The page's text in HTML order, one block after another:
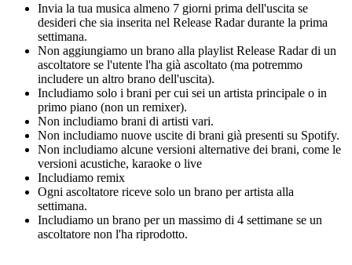
Invia la tua musica almeno 7 giorni prima dell'uscita se
desideri che sia inserita nel Release Radar durante la prima
settimana.
Non aggiungiamo un brano alla playlist Release Radar di un
ascoltatore se l'utente l'ha già ascoltato (ma potremmo
includere un altro brano dell'uscita).
Includiamo solo i brani per cui sei un artista principale o in
primo piano (non un remixer).
Non includiamo brani di artisti vari.
Non includiamo nuove uscite di brani già presenti su Spotify.
Non includiamo alcune versioni alternative dei brani, come le
versioni acustiche, karaoke o live
Includiamo remix
Ogni ascoltatore riceve solo un brano per artista alla
settimana.
Includiamo un brano per un massimo di 4 settimane se un
ascoltatore non l'ha riprodotto.